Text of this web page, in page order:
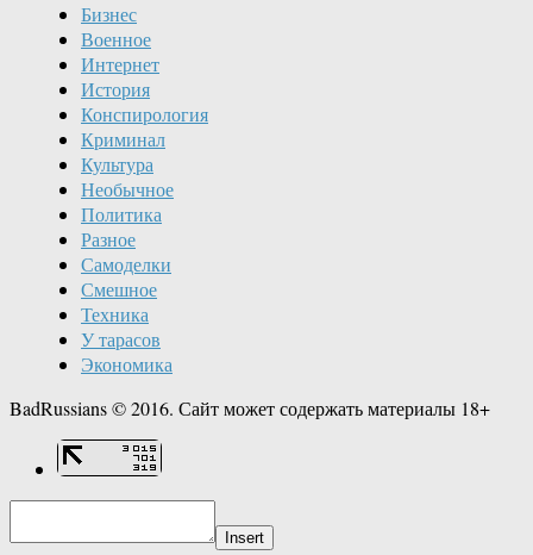
Бизнес
Военное
Интернет
История
Конспирология
Криминал
Культура
Необычное
Политика
Разное
Самоделки
Смешное
Техника
У тарасов
Экономика
BadRussians © 2016. Сайт может содержать материалы 18+
Insert